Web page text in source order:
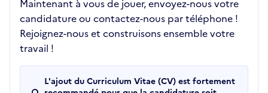
Maintenant à vous de jouer, envoyez-nous votre
candidature ou contactez-nous par téléphone !
Rejoignez-nous et construisons ensemble votre
travail !
L'ajout du Curriculum Vitae (CV) est fortement